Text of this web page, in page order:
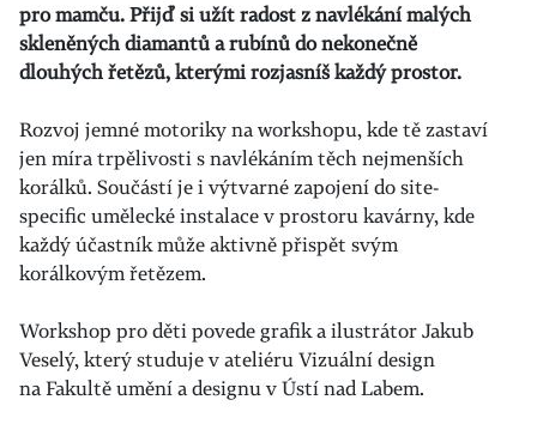
pro mamču. Přijď si užít radost z navlékání malých
skleněných diamantů a rubínů do nekonečně
dlouhých řetězů, kterými rozjasníš každý prostor.
Rozvoj jemné motoriky na workshopu, kde tě zastaví
jen míra trpělivosti s navlékáním těch nejmenších
korálků. Součástí je i výtvarné zapojení do site-
specific umělecké instalace v prostoru kavárny, kde
každý účastník může aktivně přispět svým
korálkovým řetězem.
Workshop pro děti povede grafik a ilustrátor Jakub
Veselý, který studuje v ateliéru Vizuální design
na Fakultě umění a designu v Ústí nad Labem.